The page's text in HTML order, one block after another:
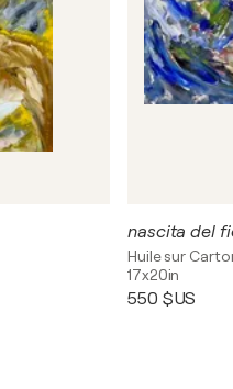
nascita del
Huile sur
17x20in
550 $US